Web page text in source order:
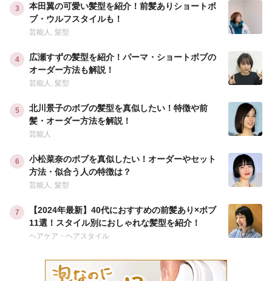
本田翼の可愛い髪型を紹介！前髪ありショートボ
ブ・ウルフスタイルも！
芸能人 , 髪型
広瀬すずの髪型を紹介！パーマ・ショートボブの
オーダー方法も解説！
芸能人 , 髪型
北川景子のボブの髪型を真似したい！特徴や前
髪・オーダー方法を解説！
芸能人
小松菜奈のボブを真似したい！オーダーやセット
方法・似合う人の特徴は？
芸能人 , 髪型
【2024年最新】40代におすすめの前髪あり×ボブ
11選！スタイル別におしゃれな髪型を紹介！
ヘアケア・ヘアスタイル